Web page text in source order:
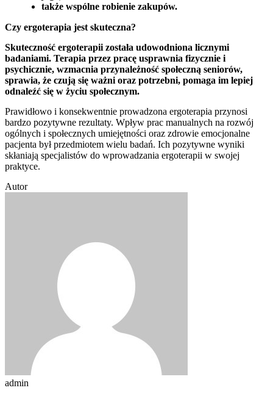
także wspólne robienie zakupów.
Czy ergoterapia jest skuteczna?
Skuteczność ergoterapii została udowodniona licznymi
badaniami. Terapia przez pracę usprawnia fizycznie i
psychicznie, wzmacnia przynależność społeczną seniorów,
sprawia, że czują się ważni oraz potrzebni, pomaga im lepiej
odnaleźć się w życiu społecznym.
Prawidłowo i konsekwentnie prowadzona ergoterapia przynosi
bardzo pozytywne rezultaty. Wpływ prac manualnych na rozwój
ogólnych i społecznych umiejętności oraz zdrowie emocjonalne
pacjenta był przedmiotem wielu badań. Ich pozytywne wyniki
skłaniają specjalistów do wprowadzania ergoterapii w swojej
praktyce.
Autor
admin